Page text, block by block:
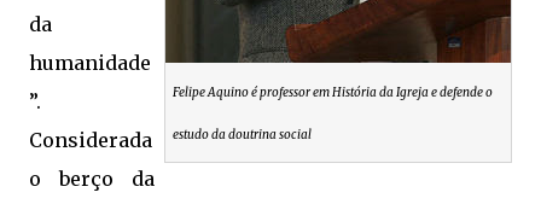
Felipe Aquino é professor em História da Igreja e defende o
estudo da doutrina social
da
humanidade
”.
Considerada
o berço da